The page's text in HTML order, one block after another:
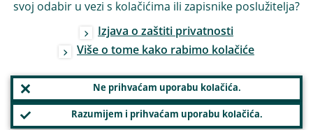
svoj odabir u vezi s kolačićima ili zapisnike poslužitelja?
Izjava o zaštiti privatnosti
Više o tome kako rabimo kolačiće
Ne prihvaćam uporabu kolačića.
Razumijem i prihvaćam uporabu kolačića.